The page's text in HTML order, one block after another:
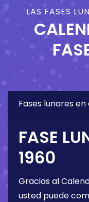
LAS FASES
Fases lunares
FASE
1960
Gracias al
usted puede